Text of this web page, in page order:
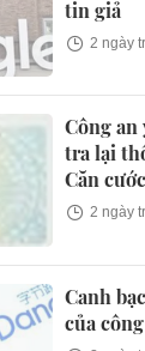
tin giả
2 ngày
Công an
tra lại
Căn cước
2 ngày
Canh
của